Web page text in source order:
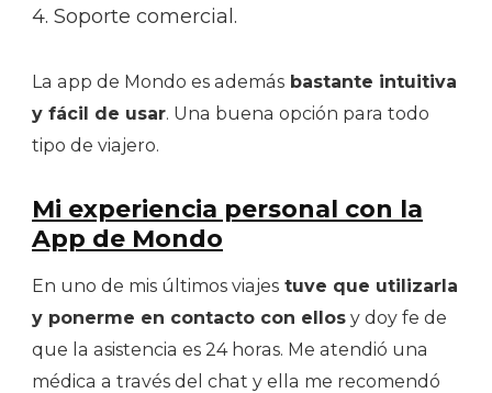
4. Soporte comercial.
La app de Mondo es además bastante intuitiva
y fácil de usar. Una buena opción para todo
tipo de viajero.
Mi experiencia personal con la
App de Mondo
En uno de mis últimos viajes tuve que utilizarla
y ponerme en contacto con ellos y doy fe de
que la asistencia es 24 horas. Me atendió una
médica a través del chat y ella me recomendó